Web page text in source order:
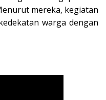
mereka, kegiatan
warga dengan